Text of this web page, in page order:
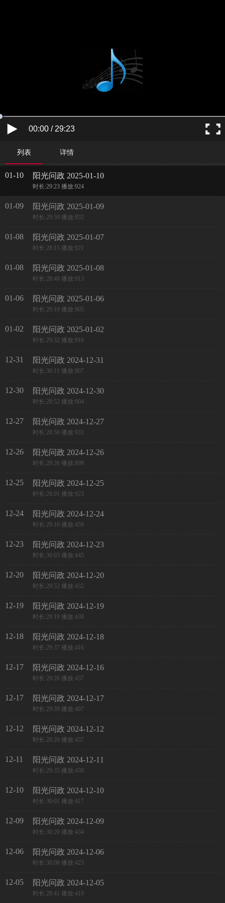
00:00 / 29:23
列表 详情
01-10 阳光问政 2025-01-10
时长:29:23 播放:924
01-09 阳光问政 2025-01-09
时长:29:59 播放:932
01-08 阳光问政 2025-01-07
时长:28:15 播放:921
01-08 阳光问政 2025-01-08
时长:28:48 播放:913
01-06 阳光问政 2025-01-06
时长:29:19 播放:905
01-02 阳光问政 2025-01-02
时长:29:32 播放:916
12-31 阳光问政 2024-12-31
时长:30:11 播放:907
12-30 阳光问政 2024-12-30
时长:28:52 播放:904
12-27 阳光问政 2024-12-27
时长:28:56 播放:933
12-26 阳光问政 2024-12-26
时长:28:26 播放:899
12-25 阳光问政 2024-12-25
时长:28:01 播放:923
12-24 阳光问政 2024-12-24
时长:29:10 播放:459
12-23 阳光问政 2024-12-23
时长:30:03 播放:445
12-20 阳光问政 2024-12-20
时长:29:52 播放:432
12-19 阳光问政 2024-12-19
时长:29:19 播放:438
12-18 阳光问政 2024-12-18
时长:29:37 播放:416
12-17 阳光问政 2024-12-16
时长:29:26 播放:437
12-17 阳光问政 2024-12-17
时长:29:39 播放:407
12-12 阳光问政 2024-12-12
时长:28:20 播放:437
12-11 阳光问政 2024-12-11
时长:29:35 播放:438
12-10 阳光问政 2024-12-10
时长:30:01 播放:417
12-09 阳光问政 2024-12-09
时长:30:20 播放:434
12-06 阳光问政 2024-12-06
时长:30:08 播放:423
12-05 阳光问政 2024-12-05
时长:28:41 播放:419